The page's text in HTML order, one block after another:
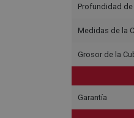
Profundidad
Medidas de la
Grosor de la
Garantía